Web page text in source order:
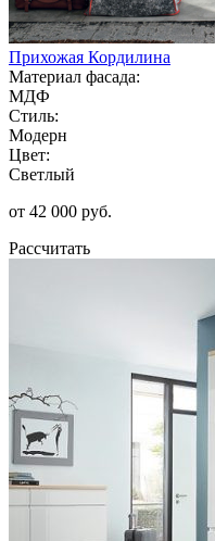
Прихожая Кордилина
Материал фасада:
МДФ
Стиль:
Модерн
Цвет:
Светлый
от 42 000 руб.
Рассчитать